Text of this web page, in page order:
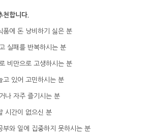
천합니다.
품에 돈 낭비하기 싫은 분
실패를 반복하시는 분
비만으로 고생하시는 분
고 있어 고민하시는 분
나 자주 즐기시는 분
시간이 없으신 분
부와 일에 집중하지 못하시는 분